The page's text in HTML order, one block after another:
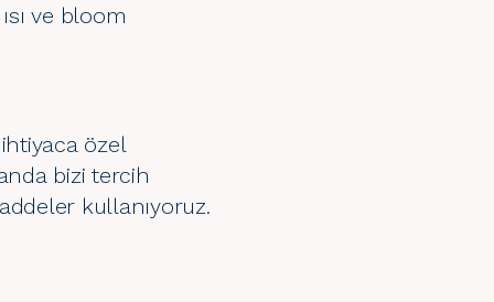
ve bloom
özel
bizi tercih
kullanıyoruz.